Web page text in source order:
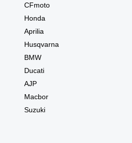
CFmoto
Honda
Aprilia
Husqvarna
BMW
Ducati
AJP
Macbor
Suzuki